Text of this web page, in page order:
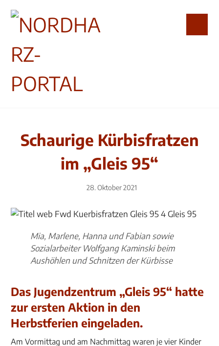
Schaurige Kürbisfratzen
im „Gleis 95“
28. Oktober 2021
Mia, Marlene, Hanna und Fabian sowie
Sozialarbeiter Wolfgang Kaminski beim
Aushöhlen und Schnitzen der Kürbisse
Das Jugendzentrum „Gleis 95“ hatte
zur ersten Aktion in den
Herbstferien eingeladen.
Am Vormittag und am Nachmittag waren je vier Kinder